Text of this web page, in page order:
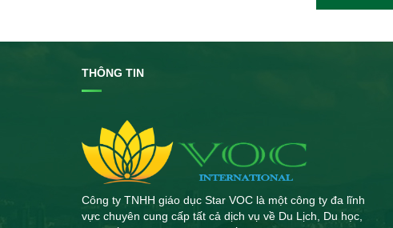
THÔNG TIN
Công ty TNHH giáo dục Star VOC là một công ty đa lĩnh
vực chuyên cung cấp tất cả dịch vụ về Du Lịch, Du học,